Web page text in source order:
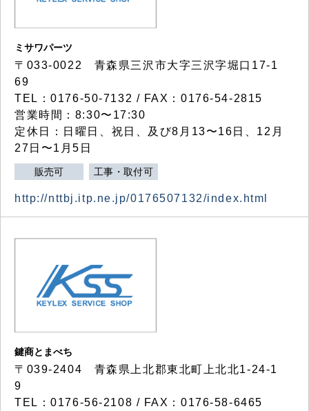
ミサワパーツ
〒033-0022 青森県三沢市大字三沢字堀口17-1
69
TEL：0176-50-7132 / FAX：0176-54-2815
営業時間：8:30〜17:30
定休日：日曜日、祝日、及び8月13〜16日、12月
27日〜1月5日
販売可 工事・取付可
http://nttbj.itp.ne.jp/0176507132/index.html
鍵商とまべち
〒039-2404 青森県上北郡東北町上北北1-24-1
9
TEL：0176-56-2108 / FAX：0176-58-6465